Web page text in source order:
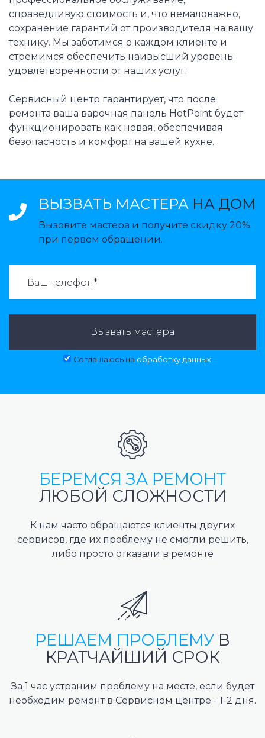
справедливую стоимость и, что немаловажно,
сохранение гарантий от производителя на вашу
технику. Мы заботимся о каждом клиенте и
стремимся обеспечить наивысший уровень
удовлетворенности от наших услуг.
Сервисный центр гарантирует, что после
ремонта ваша варочная панель HotPoint будет
функционировать как новая, обеспечивая
безопасность и комфорт на вашей кухне.
ВЫЗВАТЬ МАСТЕРА НА ДОМ
Вызовите мастера и получите скидку 20%
при первом обращении.
Вызвать мастера
Соглашаюсь на обработку данных
БЕРЕМСЯ ЗА РЕМОНТ
ЛЮБОЙ СЛОЖНОСТИ
К нам часто обращаются клиенты других
сервисов, где их проблему не смогли решить,
либо просто отказали в ремонте
РЕШАЕМ ПРОБЛЕМУ В
КРАТЧАЙШИЙ СРОК
За 1 час устраним проблему на месте, если будет
необходим ремонт в Сервисном центре - 1-2 дня.